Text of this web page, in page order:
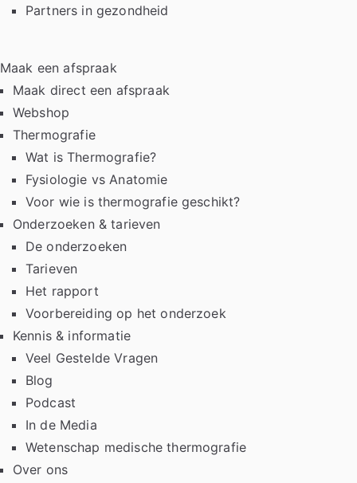
Partners in gezondheid
Maak een afspraak
Maak direct een afspraak
Webshop
Thermografie
Wat is Thermografie?
Fysiologie vs Anatomie
Voor wie is thermografie geschikt?
Onderzoeken & tarieven
De onderzoeken
Tarieven
Het rapport
Voorbereiding op het onderzoek
Kennis & informatie
Veel Gestelde Vragen
Blog
Podcast
In de Media
Wetenschap medische thermografie
Over ons